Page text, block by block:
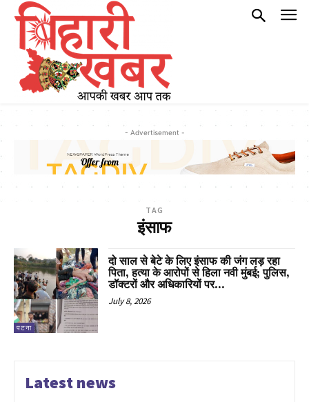
- Advertisement -
TAG
इंसाफ
पटना
दो साल से बेटे के लिए इंसाफ की जंग लड़ रहा
पिता, हत्या के आरोपों से हिला नवी मुंबई; पुलिस,
डॉक्टरों और अधिकारियों पर...
July 8, 2026
Latest news